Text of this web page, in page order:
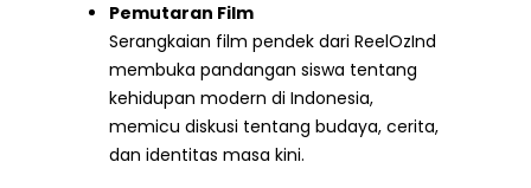
Pemutaran Film
Serangkaian film pendek dari ReelOzInd
membuka pandangan siswa tentang
kehidupan modern di Indonesia,
memicu diskusi tentang budaya, cerita,
dan identitas masa kini.